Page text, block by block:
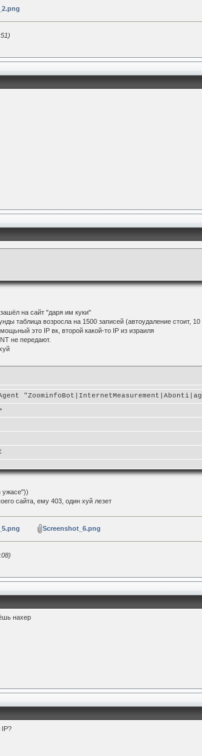
на сайт "даря им куки"
таблица возросла на 1500 записей (автоудаление стоит,
это IP вк, второй какой-то IP из израиля
не передают.
ужасе"))
сайта, ему 403, один хуй лезет
Screenshot_6.png
нахер
IP?